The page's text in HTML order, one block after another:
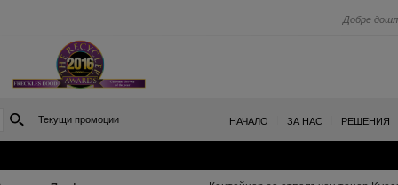
Добре
Текущи промоции НАЧАЛО ЗА НАС РЕШЕНИЯ